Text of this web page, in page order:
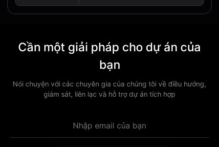
Cần một giải pháp cho dự án của
bạn
Nói chuyện với các chuyên gia của chúng tôi về điều hướng,
giám sát, liên lạc và hỗ trợ dự án tích hợp